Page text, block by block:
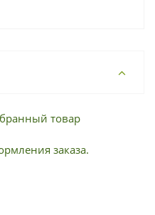
товар
заказа.